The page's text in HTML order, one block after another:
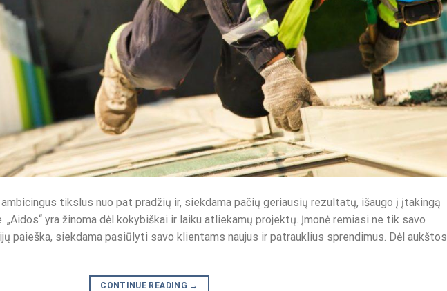
tikslus nuo pat pradžių ir, siekdama pačių geriausių rezultatų, išaugo į įtakingą
yra žinoma dėl kokybiškai ir laiku atliekamų projektų. Įmonė remiasi ne tik savo
paieška, siekdama pasiūlyti savo klientams naujus ir patrauklius sprendimus. Dėl aukštos
CONTINUE READING →